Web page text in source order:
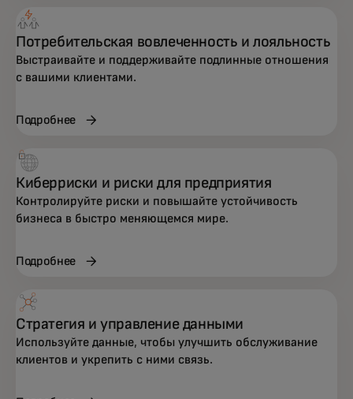
Потребительская вовлеченность и лояльность
Выстраивайте и поддерживайте подлинные отношения
с вашими клиентами.
Подробнее
Киберриски и риски для предприятия
Контролируйте риски и повышайте устойчивость
бизнеса в быстро меняющемся мире.
Подробнее
Стратегия и управление данными
Используйте данные, чтобы улучшить обслуживание
клиентов и укрепить с ними связь.